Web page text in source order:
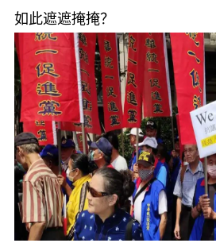
如此遮遮掩掩？